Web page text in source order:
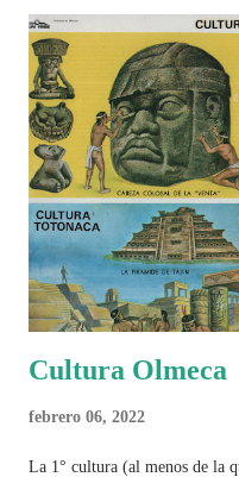
Cultura Olmeca
febrero 06, 2022
La 1° cultura (al menos de la